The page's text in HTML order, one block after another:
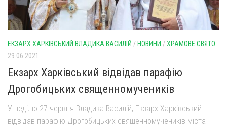
ЕКЗАРХ ХАРКІВСЬКИЙ ВЛАДИКА ВАСИЛІЙ / НОВИНИ /ХРАМОВЕ СВЯТО
29.06.2021
Екзарх Харківський відвідав парафію
Дрогобицьких священномучеників
У неділю 27 червня Владика Василій, Екзарх Харківський
відвідав парафію Дрогобицьких священномучеників міста